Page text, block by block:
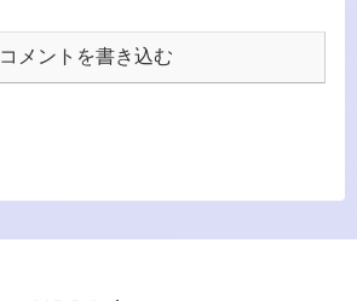
コメントを書き込む